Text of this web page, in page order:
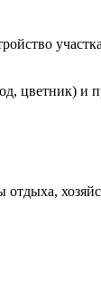
цветник) и